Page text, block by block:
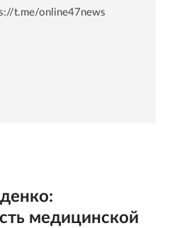
t.me/online47news
медицинской